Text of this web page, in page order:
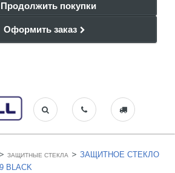
Продолжить покупки
Оформить заказ
> ЗАЩИТНЫЕ СТЕКЛА > ЗАЩИТНОЕ СТЕКЛО
BLACK